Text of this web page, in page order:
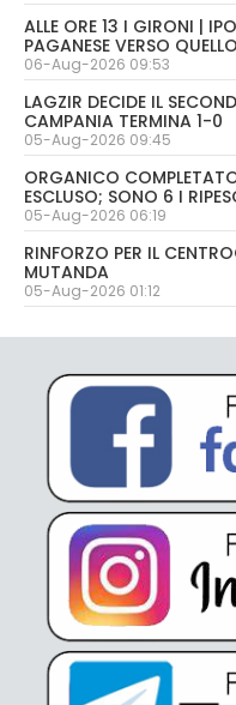
ALLE ORE 13 I GIRONI |
PAGANESE VERSO
06-Aug-2026 09:53
LAGZIR DECIDE IL
CAMPANIA TERMINA 1-0
05-Aug-2026 09:45
ORGANICO
ESCLUSO; SONO 6 I
05-Aug-2026 06:19
RINFORZO PER IL
MUTANDA
05-Aug-2026 01:12